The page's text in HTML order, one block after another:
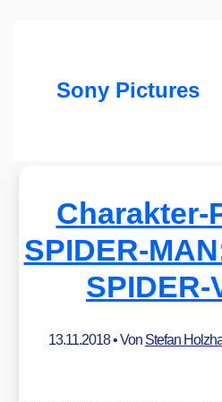
Sony Pictures
Charakter-
SPIDER-
SPIDER-
13.11.2018• Von Stefan